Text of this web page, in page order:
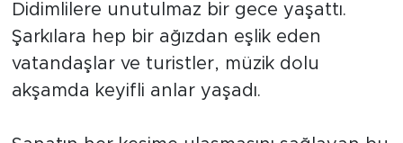
Didimlilere unutulmaz bir gece yaşattı.
Şarkılara hep bir ağızdan eşlik eden
vatandaşlar ve turistler, müzik dolu
akşamda keyifli anlar yaşadı.